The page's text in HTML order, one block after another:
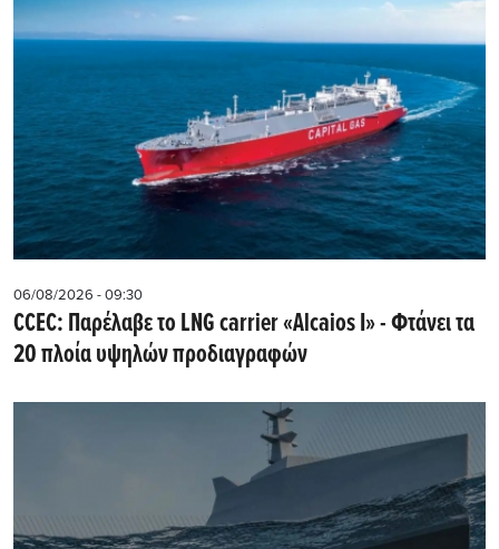
06/08/2026 - 09:30
CCEC: Παρέλαβε το LNG carrier «Alcaios I» - Φτάνει τα
20 πλοία υψηλών προδιαγραφών